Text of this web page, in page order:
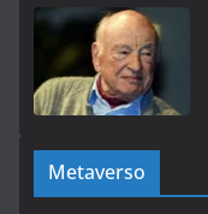
Metaverso